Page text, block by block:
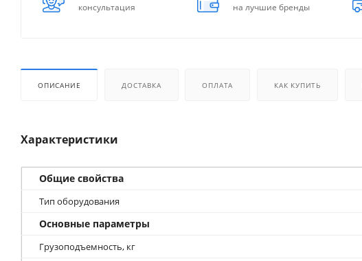
консультация
на лучшие бренды
ОПИСАНИЕ ДОСТАВКА ОПЛАТА КАК КУПИТЬ
Характеристики
Общие свойства
Тип оборудования
Основные параметры
Грузоподъемность, кг